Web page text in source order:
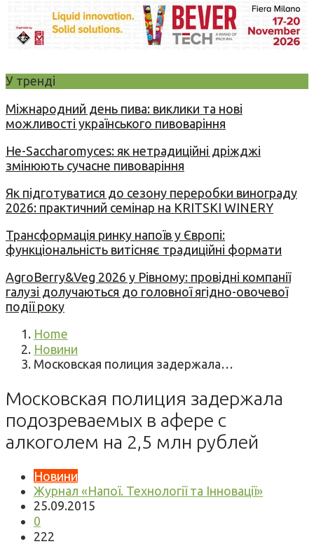
У тренді
Міжнародний день пива: виклики та нові
можливості українського пивоваріння
Не-Saccharomyces: як нетрадиційні дріжджі
змінюють сучасне пивоваріння
Як підготуватися до сезону переробки винограду
2026: практичний семінар на KRITSKI WINERY
Трансформація ринку напоїв у Європі:
функціональність витісняє традиційні формати
AgroBerry&Veg 2026 у Рівному: провідні компанії
галузі долучаються до головної ягідно-овочевої
події року
Home
Новини
Московская полиция задержала…
Московская полиция задержала
подозреваемых в афере с
алкоголем на 2,5 млн рублей
Новини
Журнал «Напої. Технології та Інновації»
25.09.2015
0
222